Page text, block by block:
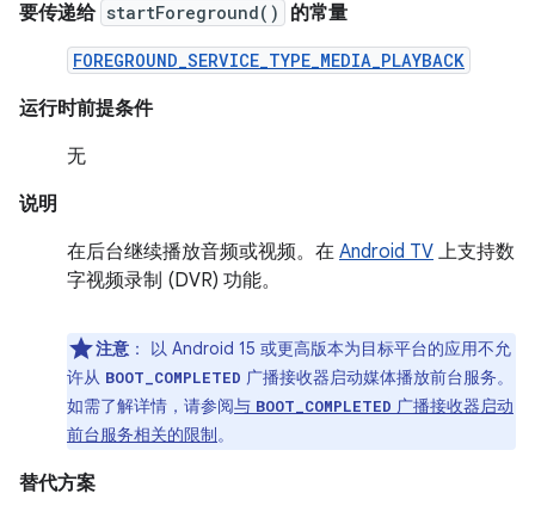
要传递给 startForeground() 的常量
FOREGROUND_SERVICE_TYPE_MEDIA_PLAYBACK
运行时前提条件
无
说明
在后台继续播放音频或视频。在 Android TV 上支持数
字视频录制 (DVR) 功能。
注意 ：
以 Android 15 或更高版本为目标平台的应用不允
许从 BOOT_COMPLETED 广播接收器启动媒体播放前台服务。
如需了解详情，请参阅与 BOOT_COMPLETED 广播接收器启动
前台服务相关的限制。
替代方案